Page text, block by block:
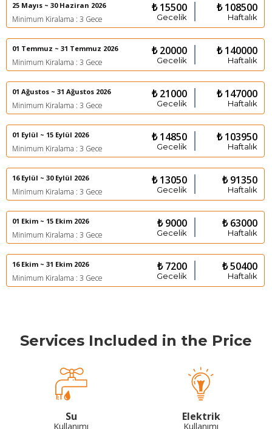
25 Mayıs ~ 30 Haziran 2026
Minimum Kiralama : 3 Gece
₺ 15500
Gecelik
₺ 108500
Haftalık
01 Temmuz ~ 31 Temmuz 2026
Minimum Kiralama : 3 Gece
₺ 20000
Gecelik
₺ 140000
Haftalık
01 Ağustos ~ 31 Ağustos 2026
Minimum Kiralama : 3 Gece
₺ 21000
Gecelik
₺ 147000
Haftalık
01 Eylül ~ 15 Eylül 2026
Minimum Kiralama : 3 Gece
₺ 14850
Gecelik
₺ 103950
Haftalık
16 Eylül ~ 30 Eylül 2026
Minimum Kiralama : 3 Gece
₺ 13050
Gecelik
₺ 91350
Haftalık
01 Ekim ~ 15 Ekim 2026
Minimum Kiralama : 3 Gece
₺ 9000
Gecelik
₺ 63000
Haftalık
16 Ekim ~ 31 Ekim 2026
Minimum Kiralama : 3 Gece
₺ 7200
Gecelik
₺ 50400
Haftalık
Services Included in the Price
Su
Kullanımı
Elektrik
Kullanımı